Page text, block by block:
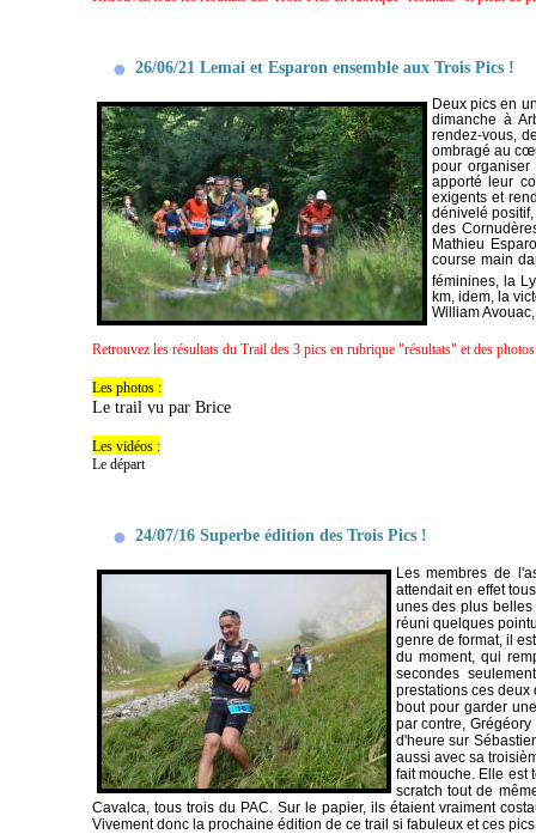
26/06/21 Lemai et Esparon ensemble aux Trois Pics !
Deux pics en
dimanche à
rendez-vous,
ombragé au
pour
apporté leur
exigents et
dénivelé
des
Mathieu
course main
féminines, la
km, idem, la
William
Retrouvez les résultats du Trail des 3 pics en rubrique "résultats" et des
Les photos :
Le trail vu par Brice
Les vidéos :
Le départ
24/07/16 Superbe édition des Trois Pics !
Les membres de
attendait en effet
unes des plus
réuni quelques
genre de format, il
du moment, qui
secondes
prestations ces
bout pour garder
par contre,
d'heure sur
aussi avec sa
fait mouche. Elle est
scratch tout de
Cavalca, tous trois du PAC. Sur le papier, ils étaient vraiment
Vivement donc la prochaine édition de ce trail si fabuleux et ces